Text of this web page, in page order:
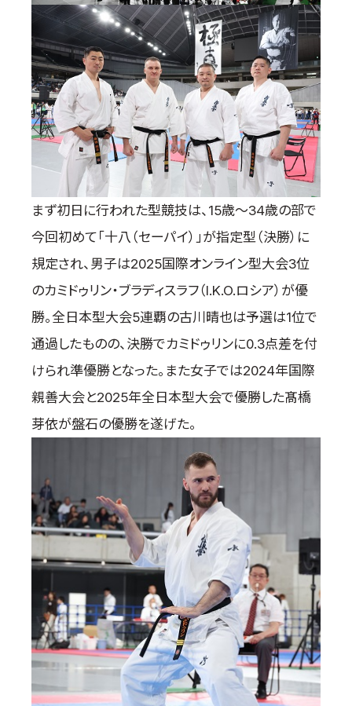
まず初日に行われた型競技は、15歳～34歳の部で
今回初めて「十八（セーパイ）」が指定型（決勝）に
規定され、男子は2025国際オンライン型大会3位
のカミドゥリン・ブラディスラフ（I.K.O.ロシア）が優
勝。全日本型大会5連覇の古川晴也は予選は1位で
通過したものの、決勝でカミドゥリンに0.3点差を付
けられ準優勝となった。また女子では2024年国際
親善大会と2025年全日本型大会で優勝した髙橋
芽依が盤石の優勝を遂げた。